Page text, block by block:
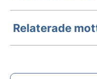
Relaterade